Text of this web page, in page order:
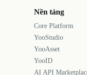
Nền tảng
Core Platform
YooStudio
YooAsset
YooID
AI API